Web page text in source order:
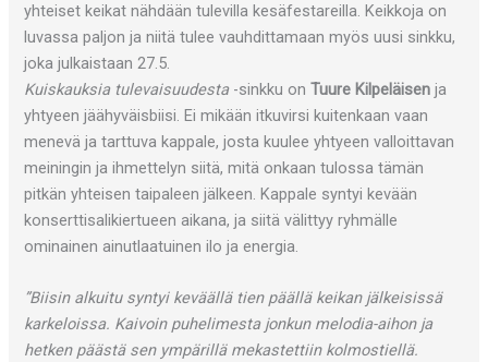
yhteiset keikat nähdään tulevilla kesäfestareilla. Keikkoja on
luvassa paljon ja niitä tulee vauhdittamaan myös uusi sinkku,
joka julkaistaan 27.5.
Kuiskauksia tulevaisuudesta -sinkku onTuure Kilpeläisen ja
yhtyeen jäähyväisbiisi. Ei mikään itkuvirsi kuitenkaan vaan
menevä ja tarttuva kappale, josta kuulee yhtyeen valloittavan
meiningin ja ihmettelyn siitä, mitä onkaan tulossa tämän
pitkän yhteisen taipaleen jälkeen. Kappale syntyi kevään
konserttisalikiertueen aikana, ja siitä välittyy ryhmälle
ominainen ainutlaatuinen ilo ja energia.
”Biisin alkuitu syntyi keväällä tien päällä keikan jälkeisissä
karkeloissa. Kaivoin puhelimesta jonkun melodia-aihon ja
hetken päästä sen ympärillä mekastettiin kolmostiellä.